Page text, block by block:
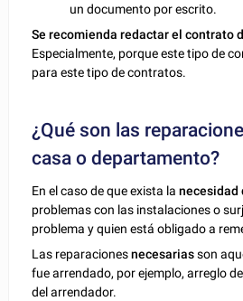
un documento por escrito.
Se recomienda redactar el contrato
Especialmente, porque este tipo de
para este tipo de contratos.
¿Qué son las
casa o departamento?
En el caso de que exista lanecesidad
problemas con las instalaciones o
problema y quien está obligado a
Las reparacionesnecesariasson
fue arrendado, por ejemplo, arreglo
del arrendador.